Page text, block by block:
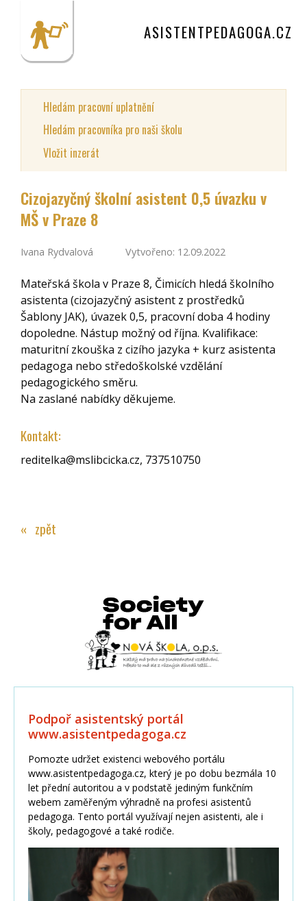
ASISTENTPEDAGOGA.CZ
Hledám pracovní uplatnění
Hledám pracovníka pro naši školu
Vložit inzerát
Cizojazyčný školní asistent 0,5 úvazku v
MŠ v Praze 8
Ivana Rydvalová Vytvořeno: 12.09.2022
Mateřská škola v Praze 8, Čimicích hledá školního
asistenta (cizojazyčný asistent z prostředků
Šablony JAK), úvazek 0,5, pracovní doba 4 hodiny
dopoledne. Nástup možný od října. Kvalifikace:
maturitní zkouška z cizího jazyka + kurz asistenta
pedagoga nebo středoškolské vzdělání
pedagogického směru.
Na zaslané nabídky děkujeme.
Kontakt:
reditelka@mslibcicka.cz, 737510750
« zpět